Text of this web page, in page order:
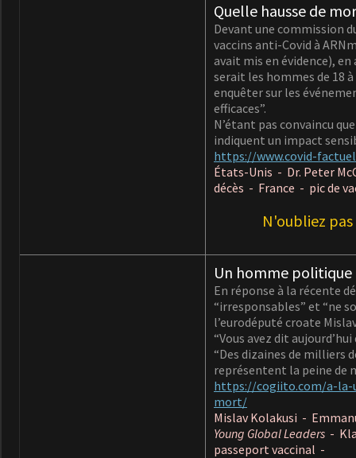
Quelle hausse de
Devant une commission
vaccins anti-Covid à
avait mis en évidence),
serait les hommes de 18
enquêter sur les
efficaces”.
N’étant pas convaincu
indiquent un impact
https://www.covid-
États-Unis - Dr. Peter
décès - France - pic de
N'oubliez
Un homme politique
En réponse à la récente
“irresponsables” et “ne
l’eurodéputé croate
“Vous avez dit
“Des dizaines de milliers
représentent la peine de
https://cogiito.com/a-la-
mort/
Mislav Kolakusi -
Young GlobalLeaders -
passeport vaccinal -